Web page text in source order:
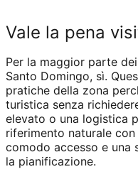
Vale la pena
Per la maggior parte
Santo Domingo, sì.
pratiche della zona
turistica senza
elevato o una logistica
riferimento naturale
comodo accesso e
la pianificazione.